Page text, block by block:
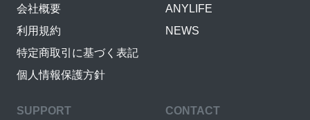
会社概要
利用規約
特定商取引に基づく表記
個人情報保護方針
ANYLIFE
NEWS
SUPPORT CONTACT